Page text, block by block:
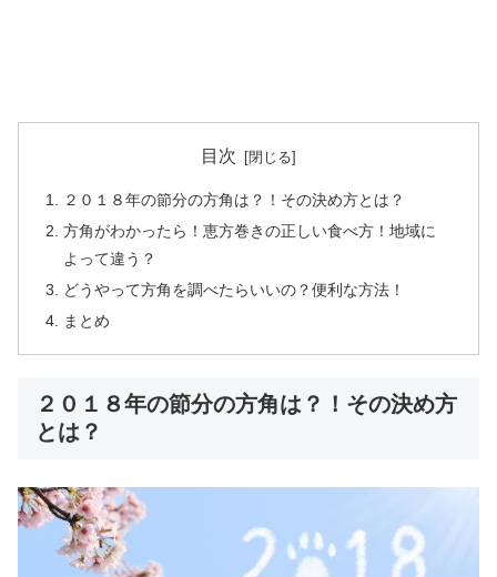
目次
２０１８年の節分の方角は？！その決め方とは？
方角がわかったら！恵方巻きの正しい食べ方！地域に
よって違う？
どうやって方角を調べたらいいの？便利な方法！
まとめ
２０１８年の節分の方角は？！その決め方
とは？